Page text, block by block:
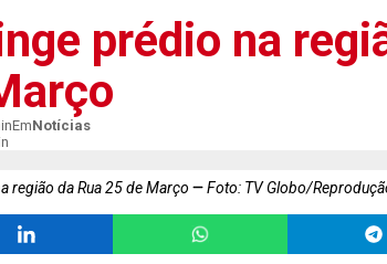
prédio na
EmNotícias
região da Rua 25 de Março Foto: TV Globo/